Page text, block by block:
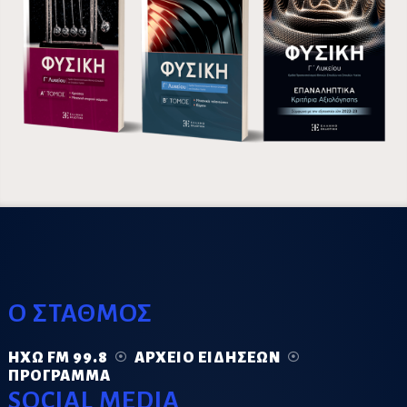
Ο ΣΤΑΘΜΟΣ
ΗΧΏ FM 99.8
ΑΡΧΕΊΟ ΕΙΔΉΣΕΩΝ
ΠΡΌΓΡΑΜΜΑ
SOCIAL MEDIA